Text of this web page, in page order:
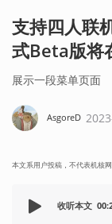
支持四人联
式Beta版将
展示一段菜单页面
AsgoreD
本文系用户投稿，不代表机核
收听本文